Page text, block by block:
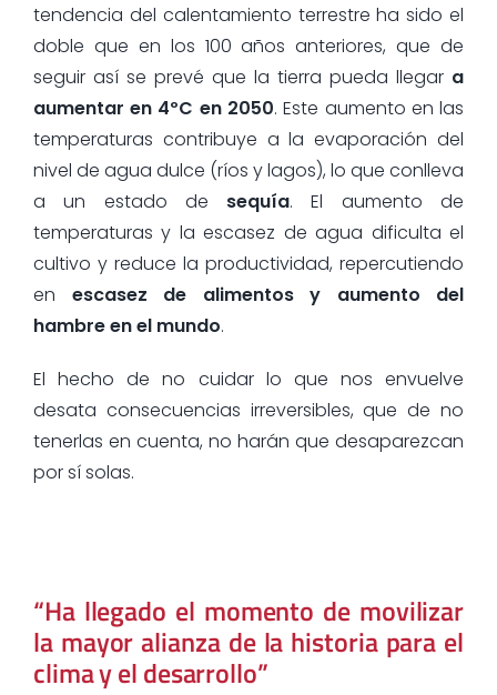
tendencia del calentamiento terrestre ha sido el
doble que en los 100 años anteriores, que de
seguir así se prevé que la tierra pueda llegar a
aumentar en 4ºC en 2050. Este aumento en las
temperaturas contribuye a la evaporación del
nivel de agua dulce (ríos y lagos), lo que conlleva
a un estado de sequía. El aumento de
temperaturas y la escasez de agua dificulta el
cultivo y reduce la productividad, repercutiendo
en escasez de alimentos y aumento del
hambre en el mundo.
El hecho de no cuidar lo que nos envuelve
desata consecuencias irreversibles, que de no
tenerlas en cuenta, no harán que desaparezcan
por sí solas.
“Ha llegado el momento de movilizar
la mayor alianza de la historia para el
clima y el desarrollo”